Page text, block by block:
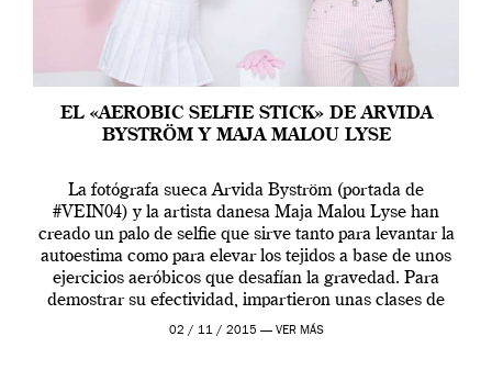
EL «AEROBIC SELFIE STICK» DE ARVIDA
BYSTRÖM Y MAJA MALOU LYSE
La fotógrafa sueca Arvida Byström (portada de
#VEIN04) y la artista danesa Maja Malou Lyse han
creado un palo de selfie que sirve tanto para levantar la
autoestima como para elevar los tejidos a base de unos
ejercicios aeróbicos que desafían la gravedad. Para
demostrar su efectividad, impartieron unas clases de
prueba en el Tate […]
02 / 11 / 2015 — VER MÁS